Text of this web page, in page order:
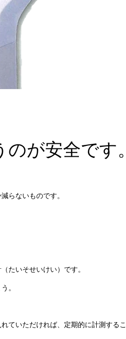
が安全です。
らないものです。
たいそせいけい）です。
。
ていただければ、定期的に計測するこ